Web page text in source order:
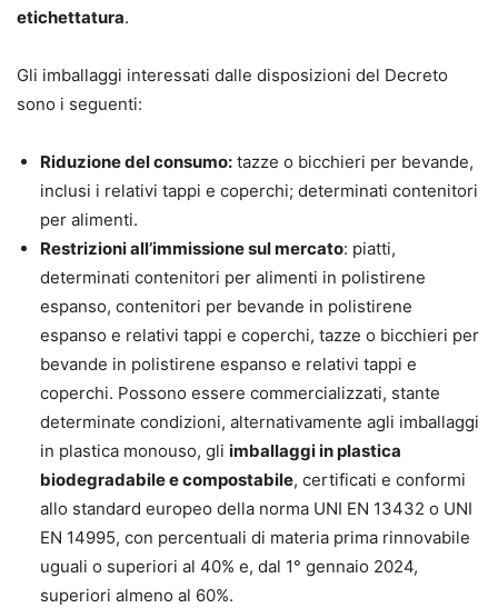
etichettatura.
Gli imballaggi interessati dalle disposizioni del Decreto
sono i seguenti:
Riduzione del consumo: tazze o bicchieri per bevande,
inclusi i relativi tappi e coperchi; determinati contenitori
per alimenti.
Restrizioni all’immissione sul mercato: piatti,
determinati contenitori per alimenti in polistirene
espanso, contenitori per bevande in polistirene
espanso e relativi tappi e coperchi, tazze o bicchieri per
bevande in polistirene espanso e relativi tappi e
coperchi. Possono essere commercializzati, stante
determinate condizioni, alternativamente agli imballaggi
in plastica monouso, gli imballaggi in plastica
biodegradabile e compostabile, certificati e conformi
allo standard europeo della norma UNI EN 13432 o UNI
EN 14995, con percentuali di materia prima rinnovabile
uguali o superiori al 40% e, dal 1° gennaio 2024,
superiori almeno al 60%.